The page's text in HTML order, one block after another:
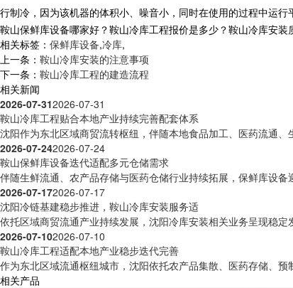
行制冷，因为该机器的体积小、噪音小，同时在使用的过程中运行
鞍山保鲜库设备哪家好？鞍山冷库工程报价是多少？鞍山冷库安
相关标签： 保鲜库设备,冷库,
上一条： 鞍山冷库安装的注意事项
下一条： 鞍山冷库工程的建造流程
相关新闻
2026-07-312026-07-31
鞍山冷库工程贴合本地产业持续完善配套体系
沈阳作为东北区域商贸流转枢纽，伴随本地食品加工、医药流通
2026-07-242026-07-24
鞍山保鲜库设备迭代适配多元仓储需求
伴随生鲜流通、农产品存储与医药仓储行业持续拓展，保鲜库设
2026-07-172026-07-17
沈阳冷链基建稳步推进，鞍山冷库安装服务适
依托区域商贸流通产业持续发展，沈阳冷库安装相关业务呈现稳
2026-07-102026-07-10
鞍山冷库工程适配本地产业稳步迭代完善
作为东北区域流通枢纽城市，沈阳依托农产品集散、医药存储、
相关产品